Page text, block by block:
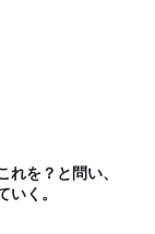
れを？と問い、
いく。